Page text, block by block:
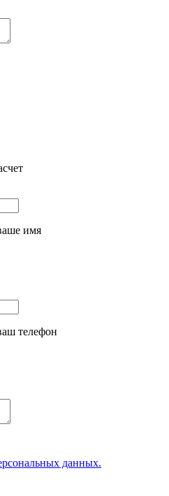
имя
телефон
данных.